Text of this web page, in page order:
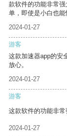
款软件的功能非常
单，即使是小白也能
2024-01-27
游客
这款加速器app的安
放心。
2024-01-27
游客
这款软件的功能非常
2024-01-27